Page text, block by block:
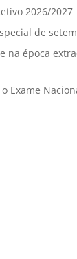
2026/2027
de
na época
Exame